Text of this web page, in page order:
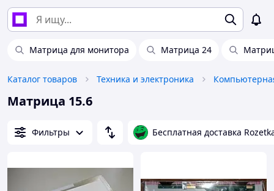
Матрица для монитора Матрица 24
Каталог товаров Техника и электроника
Матрица 15.6
Фильтры Бесплатная доставка